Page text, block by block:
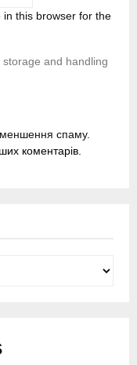
this browser for the
and handling
спаму.
коментарів.